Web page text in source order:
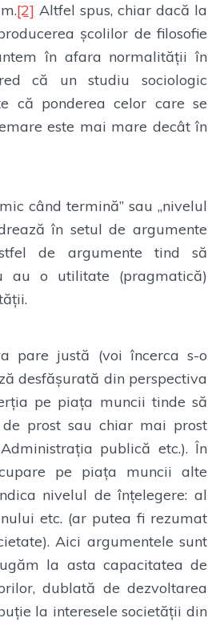
[2] Altfel spus, chiar dacă la
școlilor de filosofie
în afara normalității în
că un studiu sociologic
că ponderea celor care se
este mai mare decât în
când termină” sau „nivelul
în setul de argumente
de argumente tind să
au o utilitate (pragmatică)
pare justă (voi încerca s-o
desfășurată din perspectiva
pe piața muncii tinde să
prost sau chiar mai prost
publică etc.). În
pe piața muncii alte
nivelul de înțelegere: al
etc. (ar putea fi rezumat
Aici argumentele sunt
la asta capacitatea de
dublată de dezvoltarea
la interesele societății din